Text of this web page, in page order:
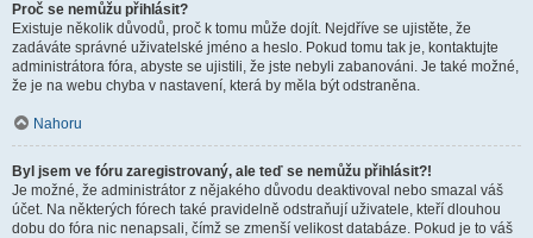
Proč se nemůžu přihlásit?
Existuje několik důvodů, proč k tomu může dojít. Nejdříve se ujistěte, že
zadáváte správné uživatelské jméno a heslo. Pokud tomu tak je, kontaktujte
administrátora fóra, abyste se ujistili, že jste nebyli zabanováni. Je také možné,
že je na webu chyba v nastavení, která by měla být odstraněna.
Nahoru
Byl jsem ve fóru zaregistrovaný, ale teď se nemůžu přihlásit?!
Je možné, že administrátor z nějakého důvodu deaktivoval nebo smazal váš
účet. Na některých fórech také pravidelně odstraňují uživatele, kteří dlouhou
dobu do fóra nic nenapsali, čímž se zmenší velikost databáze. Pokud je to váš